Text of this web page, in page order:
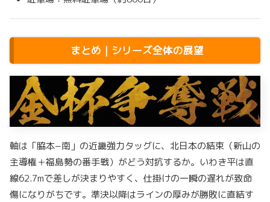
まとめ｜シリーズ全体の展望
軸は「脇本−南」の近畿強力タッグに、北日本の結束（新山の
主導権＋福島勢の番手戦）がどう対抗するか。いわき平は直
線62.7mで差しが決まりやすく、仕掛けの一瞬の遅れが致命
傷になりがちです。準決以降はラインの厚みが勝敗に直結す